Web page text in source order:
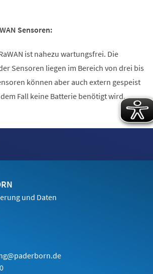
Sensoren:
ist nahezu wartungsfrei. Die
Sensoren liegen im Bereich von drei bis
können aber auch extern gespeist
Fall keine Batterie benötigt wird.
und Daten